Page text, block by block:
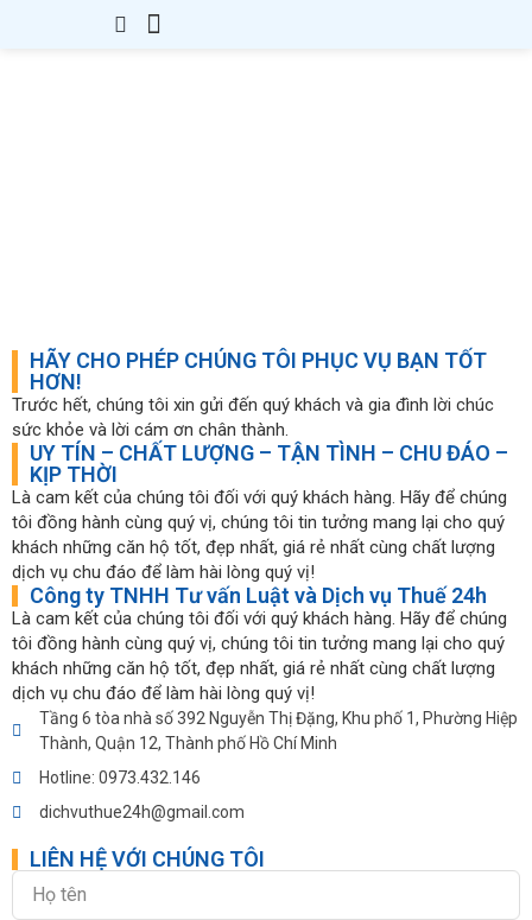
HÃY CHO PHÉP CHÚNG TÔI PHỤC VỤ BẠN TỐT
HƠN!
Trước hết, chúng tôi xin gửi đến quý khách và gia đình lời chúc
sức khỏe và lời cám ơn chân thành.
UY TÍN – CHẤT LƯỢNG – TẬN TÌNH – CHU ĐÁO –
KỊP THỜI
Là cam kết của chúng tôi đối với quý khách hàng. Hãy để chúng
tôi đồng hành cùng quý vị, chúng tôi tin tưởng mang lại cho quý
khách những căn hộ tốt, đẹp nhất, giá rẻ nhất cùng chất lượng
dịch vụ chu đáo để làm hài lòng quý vị!
Công ty TNHH Tư vấn Luật và Dịch vụ Thuế 24h
Là cam kết của chúng tôi đối với quý khách hàng. Hãy để chúng
tôi đồng hành cùng quý vị, chúng tôi tin tưởng mang lại cho quý
khách những căn hộ tốt, đẹp nhất, giá rẻ nhất cùng chất lượng
dịch vụ chu đáo để làm hài lòng quý vị!
Tầng 6 tòa nhà số 392 Nguyễn Thị Đặng, Khu phố 1, Phường Hiệp
Thành, Quận 12, Thành phố Hồ Chí Minh
Hotline: 0973.432.146
dichvuthue24h@gmail.com
LIÊN HỆ VỚI CHÚNG TÔI